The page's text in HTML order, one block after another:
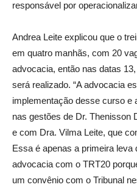
responsável por
Andrea Leite explicou que o
em quatro manhãs, com 20
advocacia, então nas datas
será realizado. “A advocacia
implementação desse curso e
nas gestões de Dr. Thenisson
e com Dra. Vilma Leite, que
Essa é apenas a primeira
advocacia com o TRT20
um convênio com o Tribunal